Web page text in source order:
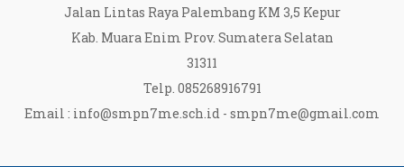
Jalan Lintas Raya Palembang KM 3,5 Kepur
Kab. Muara Enim Prov. Sumatera Selatan
31311
Telp. 085268916791
Email : info@smpn7me.sch.id -smpn7me@gmail.com